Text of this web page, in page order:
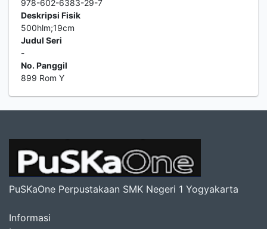
978-602-6383-29-7
Deskripsi Fisik
500hlm;19cm
Judul Seri
-
No. Panggil
899 Rom Y
PuSKaOne Perpustakaan SMK Negeri 1 Yogyakarta
Informasi